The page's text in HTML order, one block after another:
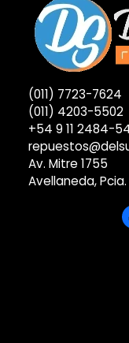
(011) 7723-7624
(011) 4203-5502
+54 9 11 2484-
Av. Mitre 1755
Avellaneda,